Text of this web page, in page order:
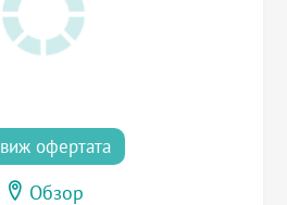
виж офертата
Обзор